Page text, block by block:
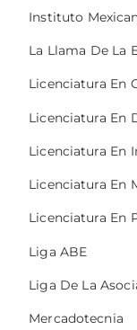
Instituto
La Llama De La
Licenciatura En
Licenciatura En
Licenciatura En
Licenciatura En
Licenciatura En
Liga ABE
Liga De La
Mercadotecnia